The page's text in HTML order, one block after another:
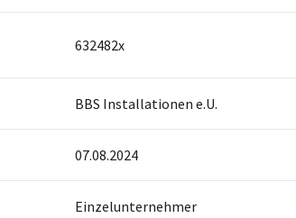
632482x
BBS Installationen e.U.
07.08.2024
Einzelunternehmer